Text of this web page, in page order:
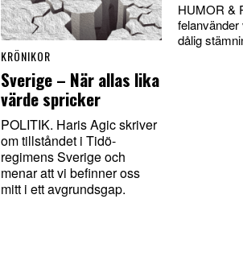
KRÖNIKOR
Sverige – När allas lika
värde spricker
POLITIK. Haris Agic skriver
om tillståndet i Tidö-
regimens Sverige och
menar att vi befinner oss
mitt i ett avgrundsgap.
HUMOR &
dålig